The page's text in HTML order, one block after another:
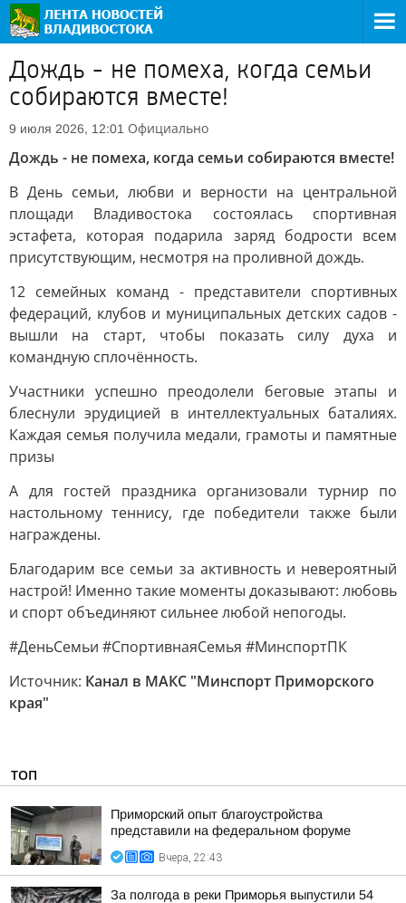
Дождь - не помеха, когда семьи
собираются вместе!
9 июля 2026, 12:01 Официально
Дождь - не помеха, когда семьи собираются вместе!
В День семьи, любви и верности на центральной
площади Владивостока состоялась спортивная
эстафета, которая подарила заряд бодрости всем
присутствующим, несмотря на проливной дождь.
12 семейных команд - представители спортивных
федераций, клубов и муниципальных детских садов -
вышли на старт, чтобы показать силу духа и
командную сплочённость.
Участники успешно преодолели беговые этапы и
блеснули эрудицией в интеллектуальных баталиях.
Каждая семья получила медали, грамоты и памятные
призы
А для гостей праздника организовали турнир по
настольному теннису, где победители также были
награждены.
Благодарим все семьи за активность и невероятный
настрой! Именно такие моменты доказывают: любовь
и спорт объединяют сильнее любой непогоды.
#ДеньСемьи #СпортивнаяСемья #МинспортПК
Источник: Канал в МАКС "Минспорт Приморского
края"
ТОП
Приморский опыт благоустройства
представили на федеральном форуме
Вчера, 22:43
За полгода в реки Приморья выпустили 54